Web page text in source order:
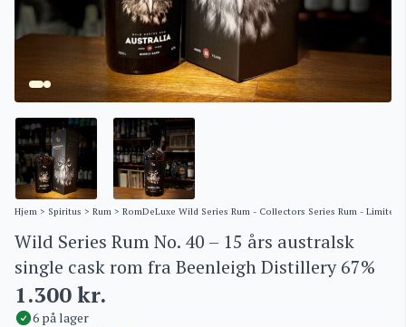
Hjem > Spiritus > Rum > RomDeLuxe Wild Series Rum - Collectors Series Rum - Limited
Wild Series Rum No. 40 – 15 års australsk
single cask rom fra Beenleigh Distillery 67%
1.300kr.
6 på lager